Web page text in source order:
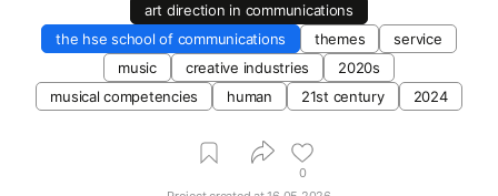
art direction in communications
the hse school of communications
themes
service
music
creative industries
2020s
musical competencies
human 21st century 2024
0